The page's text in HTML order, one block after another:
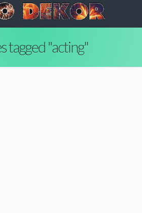
tagged "acting"